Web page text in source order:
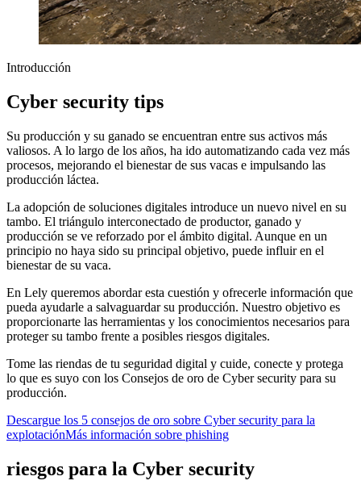
Introducción
Cyber security tips
Su producción y su ganado se encuentran entre sus activos más
valiosos. A lo largo de los años, ha ido automatizando cada vez más
procesos, mejorando el bienestar de sus vacas e impulsando las
producción láctea.
La adopción de soluciones digitales introduce un nuevo nivel en su
tambo. El triángulo interconectado de productor, ganado y
producción se ve reforzado por el ámbito digital. Aunque en un
principio no haya sido su principal objetivo, puede influir en el
bienestar de su vaca.
En Lely queremos abordar esta cuestión y ofrecerle información que
pueda ayudarle a salvaguardar su producción. Nuestro objetivo es
proporcionarte las herramientas y los conocimientos necesarios para
proteger su tambo frente a posibles riesgos digitales.
Tome las riendas de tu seguridad digital y cuide, conecte y protega
lo que es suyo con los Consejos de oro de Cyber security para su
producción.
Descargue los 5 consejos de oro sobre Cyber security para la
explotaciónMás información sobre phishing
riesgos para la Cyber security